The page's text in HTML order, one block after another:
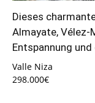
Dieses
Almayate, Vélez-
Entspannung
Valle Niza
298.000€